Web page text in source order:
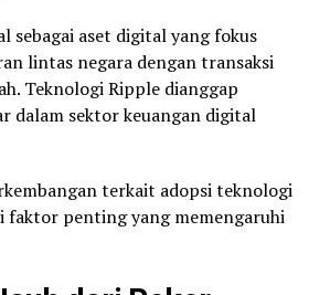
sebagai aset digital yang fokus
lintas negara dengan transaksi
Teknologi Ripple dianggap
dalam sektor keuangan digital
terkait adopsi teknologi
faktor penting yang memengaruhi